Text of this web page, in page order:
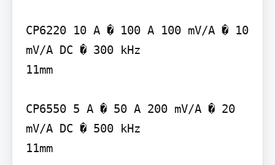
CP6220 10 A � 100 A 100 mV/A � 10
mV/A DC � 300 kHz
11mm
CP6550 5 A � 50 A 200 mV/A � 20
mV/A DC � 500 kHz
11mm